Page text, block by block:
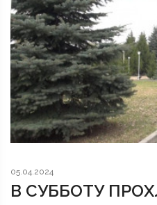
05.04.2024
В СУББОТУ